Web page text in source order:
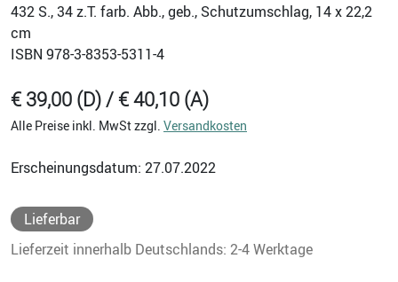
432 S., 34 z.T. farb. Abb., geb., Schutzumschlag, 14 x 22,2
cm
ISBN 978-3-8353-5311-4
€ 39,00 (D) / € 40,10 (A)
Alle Preise inkl. MwSt zzgl. Versandkosten
Erscheinungsdatum: 27.07.2022
Lieferbar
Lieferzeit innerhalb Deutschlands: 2-4 Werktage